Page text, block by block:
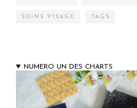
SOINS VISAGE TAGS
NUMERO UN DES CHARTS